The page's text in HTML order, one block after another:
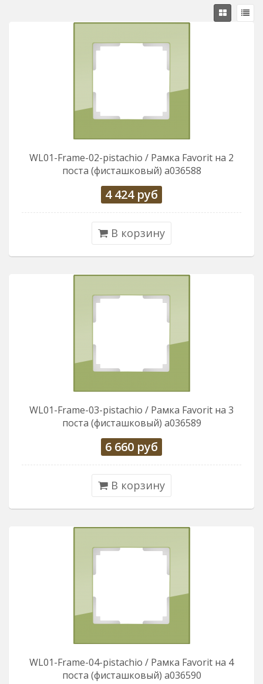
WL01-Frame-02-pistachio / Рамка Favorit на 2
поста (фисташковый) a036588
4 424руб
В корзину
WL01-Frame-03-pistachio / Рамка Favorit на 3
поста (фисташковый) a036589
6 660 руб
В корзину
WL01-Frame-04-pistachio / Рамка Favorit на 4
поста (фисташковый) a036590